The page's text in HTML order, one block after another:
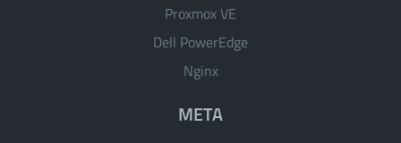
Proxmox VE
Dell PowerEdge
Nginx
META